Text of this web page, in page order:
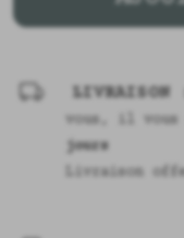
vous, il vous
jours
Livraison